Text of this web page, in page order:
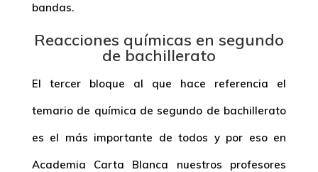
bandas.
Reacciones químicas en segundo
de bachillerato
El tercer bloque al que hace referencia el
temario de química de segundo de bachillerato
es el más importante de todos y por eso en
Academia Carta Blanca nuestros profesores